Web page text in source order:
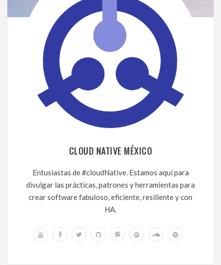
CLOUD NATIVE MÉXICO
Entusiastas de #cloudNative. Estamos aquí para
divulgar las prácticas, patrones y herramientas para
crear software fabuloso, eficiente, resiliente y con
HA.